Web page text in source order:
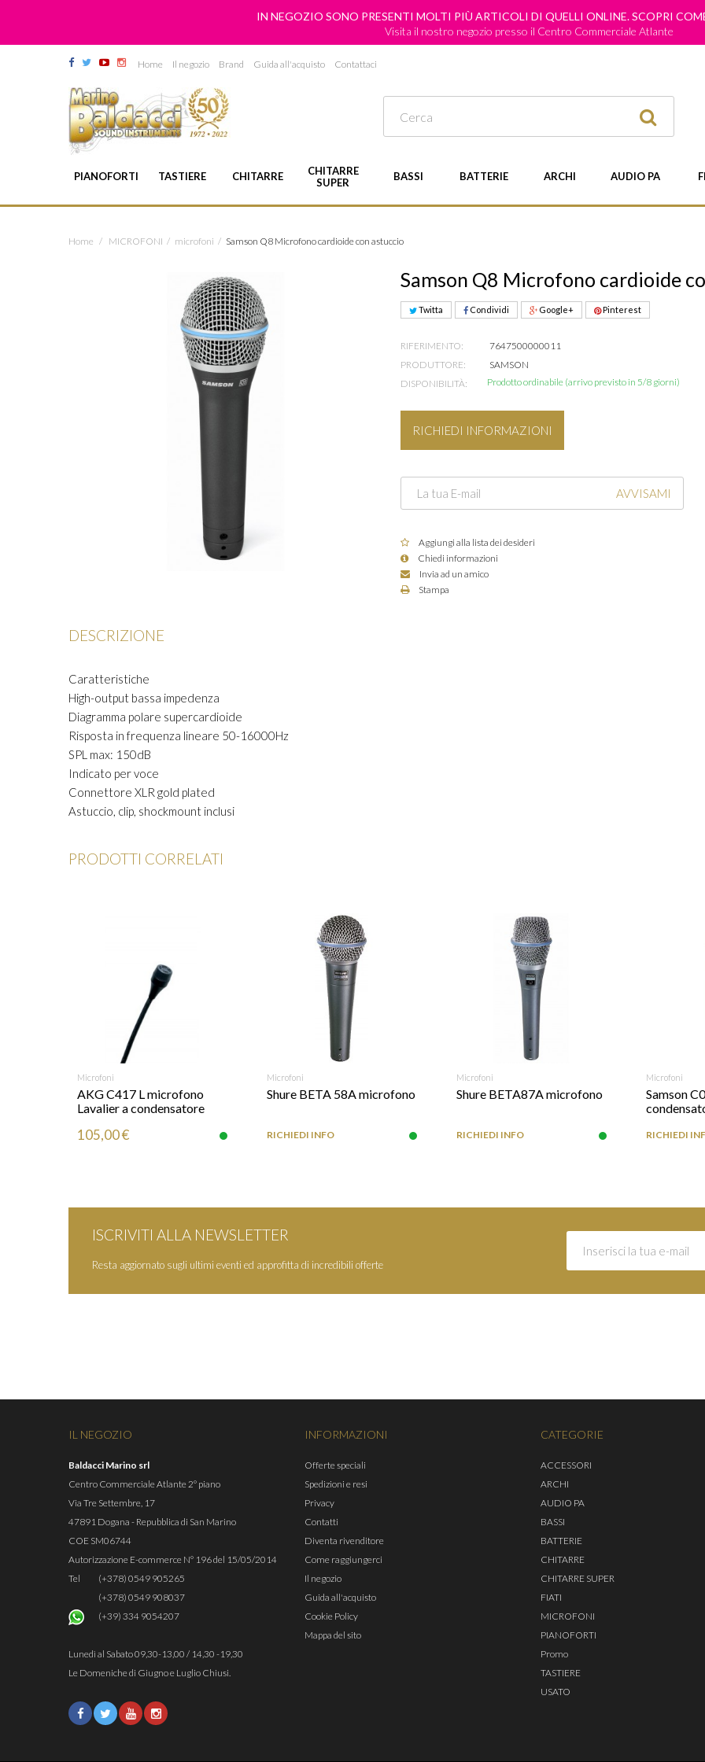
IN NEGOZIO SONO PRESENTI MOLTI PIÙ ARTICOLI DI QUELLI ONLINE. SCOPRI
Visita il nostro negozio presso il Centro Commerciale Atlante
Home Il negozio Brand Guida all'acquisto Contattaci
PIANOFORTI TASTIERE CHITARRE
CHITARRE
SUPER
BASSI BATTERIE ARCHI AUDIO PA
Home / MICROFONI / microfoni / Samson Q8 Microfono cardioide con astuccio
Samson Q8 Microfono cardioide
Twitta Condividi Google+ Pinterest
RIFERIMENTO:
7647500000011
PRODUTTORE:
SAMSON
DISPONIBILITÀ:
Prodotto ordinabile (arrivo previsto in 5/8 giorni)
RICHIEDI INFORMAZIONI
AVVISAMI
Aggiungi alla lista dei desideri
Chiedi informazioni
Invia ad un amico
Stampa
DESCRIZIONE
Caratteristiche
High-output bassa impedenza
Diagramma polare supercardioide
Risposta in frequenza lineare 50-16000Hz
SPL max: 150dB
Indicato per voce
Connettore XLR gold plated
Astuccio, clip, shockmount inclusi
PRODOTTI CORRELATI
AGGIUNGI
Microfoni
AKG C417 L microfono
Lavalier a condensatore
105,00 €
RICHIEDI INFO
Microfoni
Shure BETA 58A microfono
RICHIEDI INFO
RICHIEDI INFO
Microfoni
Shure BETA87A microfono
RICHIEDI INFO
RICHIEDI
Microfoni
Samson
RICHIEDI
ISCRIVITI ALLA NEWSLETTER
Resta aggiornato sugli ultimi eventi ed approfitta di incredibili offerte
IL NEGOZIO
Baldacci Marino srl
Centro Commerciale Atlante 2° piano
Via Tre Settembre, 17
47891 Dogana - Repubblica di San Marino
COE SM06744
Autorizzazione E-commerce N° 196 del 15/05/2014
Tel
(+378) 0549 905265
(+378) 0549 908037
(+39) 334 9054207
Lunedì al Sabato 09,30-13,00 / 14,30 -19,30
Le Domeniche di Giugno e Luglio Chiusi.
INFORMAZIONI
Offerte speciali
Spedizioni e resi
Privacy
Contatti
Diventa rivenditore
Come raggiungerci
Il negozio
Guida all'acquisto
Cookie Policy
Mappa del sito
CATEGORIE
ACCESSORI
ARCHI
AUDIO PA
BASSI
BATTERIE
CHITARRE
CHITARRE SUPER
FIATI
MICROFONI
PIANOFORTI
Promo
TASTIERE
USATO